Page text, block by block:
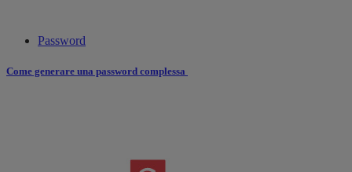
Password
Come generare una password complessa